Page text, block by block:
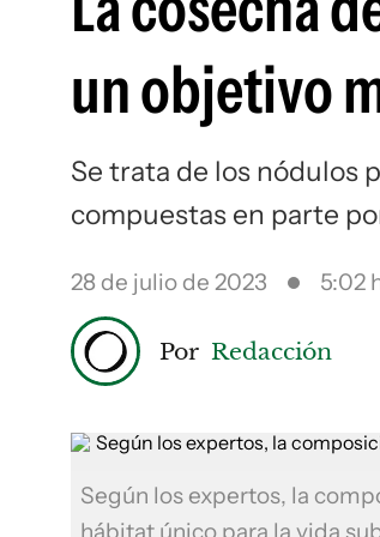
un objetivo
Se trata de los nódulos
compuestas en parte
28 de julio de 2023 5:02
Por Redacción
Según los expertos, la